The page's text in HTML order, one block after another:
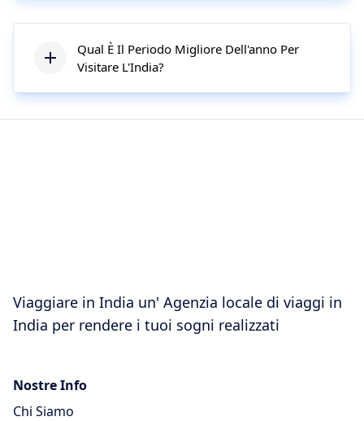
Qual È Il Periodo Migliore Dell'anno Per
Visitare L'India?
Viaggiare in India un' Agenzia locale di viaggi in
India per rendere i tuoi sogni realizzati
Nostre Info
Chi Siamo